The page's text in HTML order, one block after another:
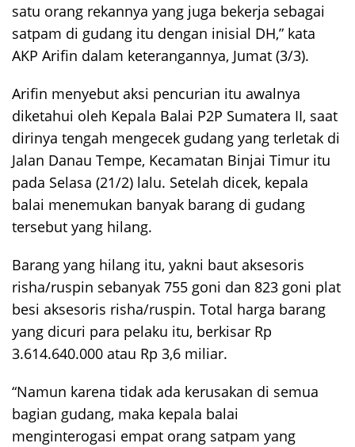
satu orang rekannya yang juga bekerja sebagai
satpam di gudang itu dengan inisial DH,” kata
AKP Arifin dalam keterangannya, Jumat (3/3).
Arifin menyebut aksi pencurian itu awalnya
diketahui oleh Kepala Balai P2P Sumatera II, saat
dirinya tengah mengecek gudang yang terletak di
Jalan Danau Tempe, Kecamatan Binjai Timur itu
pada Selasa (21/2) lalu. Setelah dicek, kepala
balai menemukan banyak barang di gudang
tersebut yang hilang.
Barang yang hilang itu, yakni baut aksesoris
risha/ruspin sebanyak 755 goni dan 823 goni plat
besi aksesoris risha/ruspin. Total harga barang
yang dicuri para pelaku itu, berkisar Rp
3.614.640.000 atau Rp 3,6 miliar.
“Namun karena tidak ada kerusakan di semua
bagian gudang, maka kepala balai
menginterogasi empat orang satpam yang